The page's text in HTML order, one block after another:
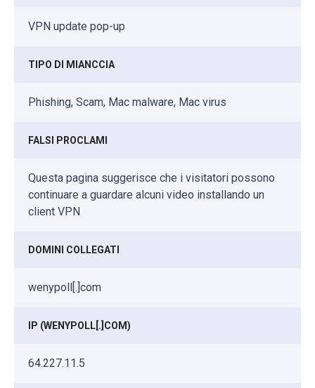
VPN update pop-up
TIPO DI MIANCCIA
Phishing, Scam, Mac malware, Mac virus
FALSI PROCLAMI
Questa pagina suggerisce che i visitatori possono
continuare a guardare alcuni video installando un
client VPN
DOMINI COLLEGATI
wenypoll[.]com
IP (WENYPOLL[.]COM)
64.227.11.5